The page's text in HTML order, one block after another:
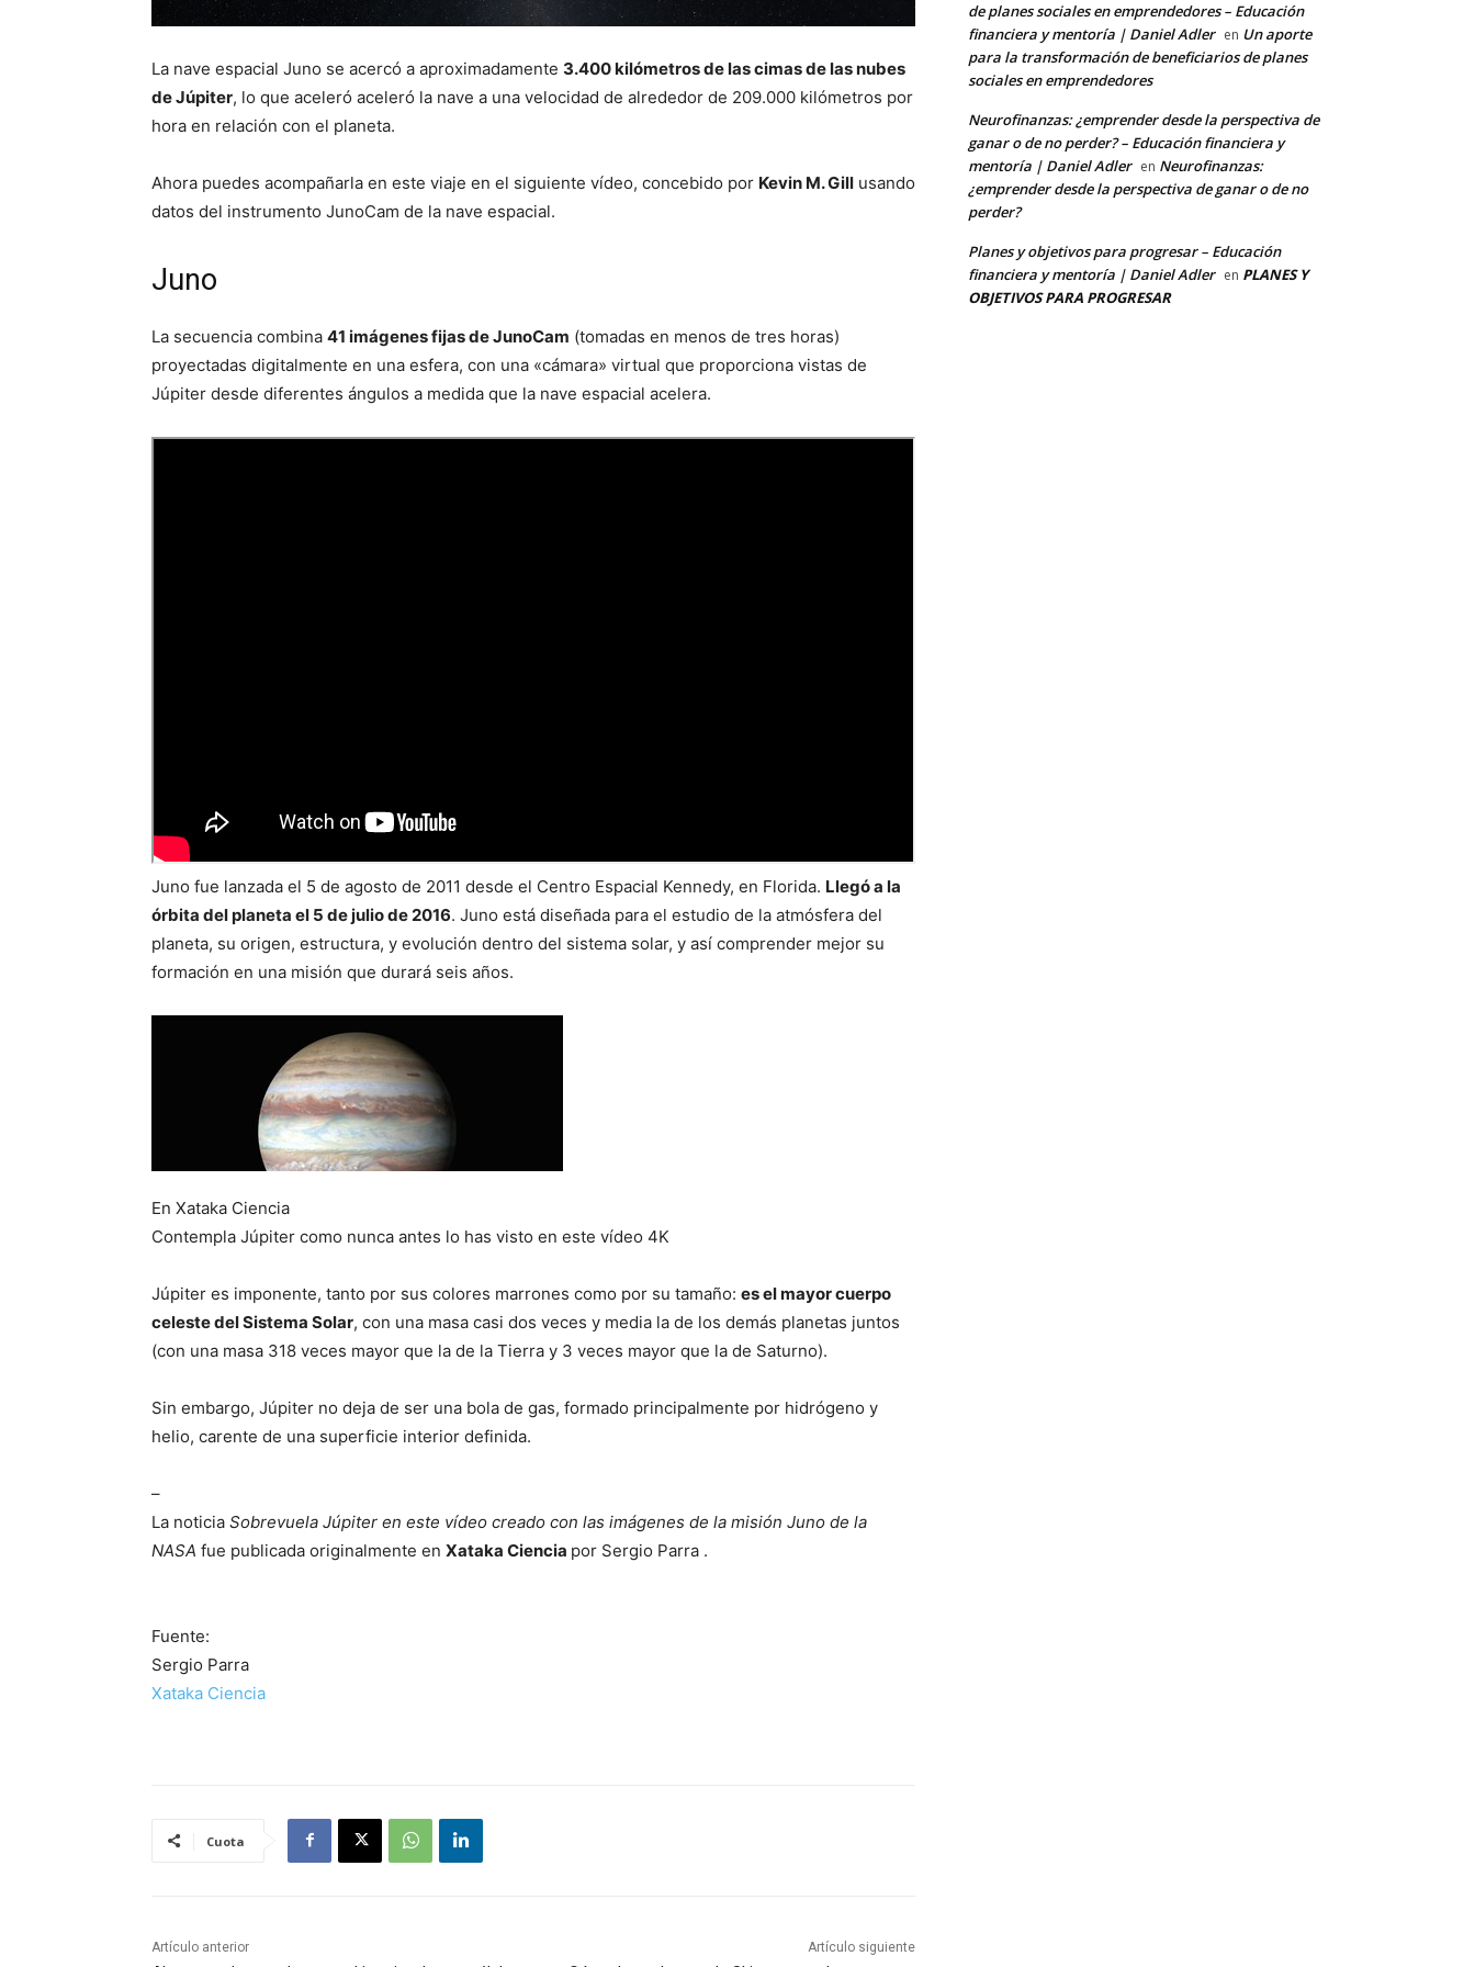
La nave espacial Juno se acercó a aproximadamente 3.400 kilómetros de las cimas de las nubes
de Júpiter, lo que aceleró aceleró la nave a una velocidad de alrededor de 209.000 kilómetros por
hora en relación con el planeta.
Ahora puedes acompañarla en este viaje en el siguiente vídeo, concebido por Kevin M. Gill usando
datos del instrumento JunoCam de la nave espacial.
Juno
La secuencia combina 41 imágenes fijas de JunoCam (tomadas en menos de tres horas)
proyectadas digitalmente en una esfera, con una «cámara» virtual que proporciona vistas de
Júpiter desde diferentes ángulos a medida que la nave espacial acelera.
Juno fue lanzada el 5 de agosto de 2011 desde el Centro Espacial Kennedy, en Florida. Llegó a la
órbita del planeta el 5 de julio de 2016. Juno está diseñada para el estudio de la atmósfera del
planeta, su origen, estructura, y evolución dentro del sistema solar, y así comprender mejor su
formación en una misión que durará seis años.
En Xataka Ciencia
Contempla Júpiter como nunca antes lo has visto en este vídeo 4K
Júpiter es imponente, tanto por sus colores marrones como por su tamaño: es el mayor cuerpo
celeste del Sistema Solar, con una masa casi dos veces y media la de los demás planetas juntos
(con una masa 318 veces mayor que la de la Tierra y 3 veces mayor que la de Saturno).
Sin embargo, Júpiter no deja de ser una bola de gas, formado principalmente por hidrógeno y
helio, carente de una superficie interior definida.
–
La noticia Sobrevuela Júpiter en este vídeo creado con las imágenes de la misión Juno de la
NASA fue publicada originalmente en Xataka Ciencia por Sergio Parra .
Fuente:
Sergio Parra
Xataka Ciencia
Cuota
Artículo anterior Artículo siguiente
de planes sociales en emprendedores – Educación
financiera y mentoría | Daniel Adler en Un aporte
para la transformación de beneficiarios de planes
sociales en emprendedores
Neurofinanzas: ¿emprender desde la perspectiva de
ganar o de no perder? – Educación financiera y
mentoría | Daniel Adler en Neurofinanzas:
¿emprender desde la perspectiva de ganar o de no
perder?
Planes y objetivos para progresar – Educación
financiera y mentoría | Daniel Adler en PLANES Y
OBJETIVOS PARA PROGRESAR